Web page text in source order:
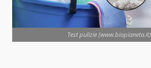
Test pulizie (www.biopianeta.it)